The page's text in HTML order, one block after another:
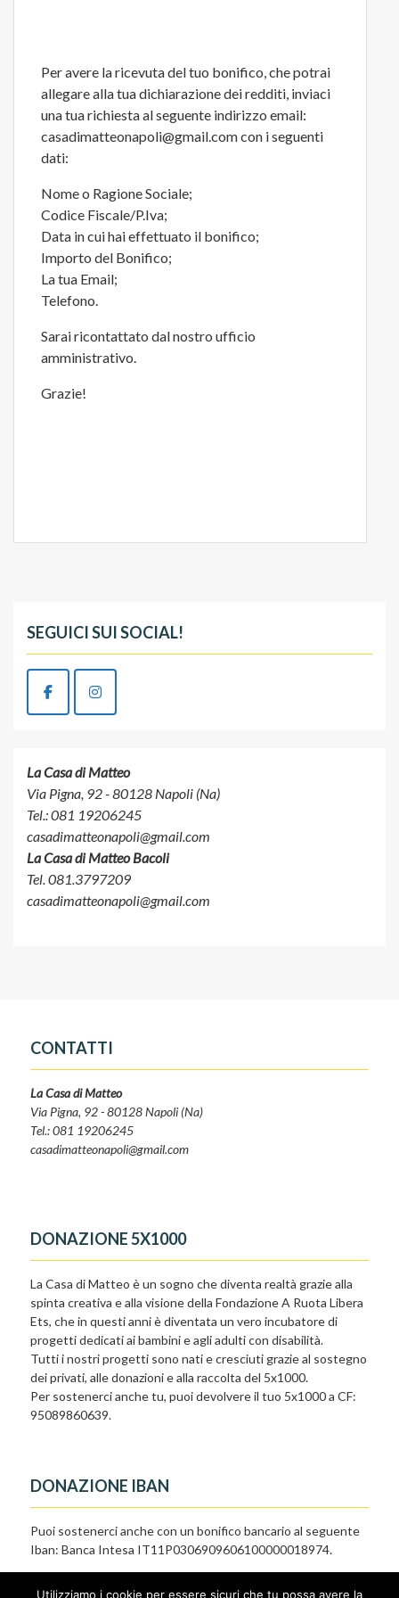
Per avere la ricevuta del tuo bonifico, che potrai
allegare alla tua dichiarazione dei redditi, inviaci
una tua richiesta al seguente indirizzo email:
casadimatteonapoli@gmail.com con i seguenti
dati:
Nome o Ragione Sociale;
Codice Fiscale/P.Iva;
Data in cui hai effettuato il bonifico;
Importo del Bonifico;
La tua Email;
Telefono.
Sarai ricontattato dal nostro ufficio
amministrativo.
Grazie!
SEGUICI SUI SOCIAL!
La Casa di Matteo
Via Pigna, 92 - 80128 Napoli (Na)
Tel.: 081 19206245
casadimatteonapoli@gmail.com
La Casa di Matteo Bacoli
Tel. 081.3797209
casadimatteonapoli@gmail.com
CONTATTI
La Casa di Matteo
Via Pigna, 92 - 80128 Napoli (Na)
Tel.: 081 19206245
casadimatteonapoli@gmail.com
DONAZIONE 5X1000
La Casa di Matteo è un sogno che diventa realtà grazie alla
spinta creativa e alla visione della Fondazione A Ruota Libera
Ets, che in questi anni è diventata un vero incubatore di
progetti dedicati ai bambini e agli adulti con disabilità.
Tutti i nostri progetti sono nati e cresciuti grazie al sostegno
dei privati, alle donazioni e alla raccolta del 5x1000.
Per sostenerci anche tu, puoi devolvere il tuo 5x1000 a CF:
95089860639.
DONAZIONE IBAN
Puoi sostenerci anche con un bonifico bancario al seguente
Iban: Banca Intesa IT11P0306909606100000018974.
Utilizziamo i cookie per essere sicuri che tu possa avere la